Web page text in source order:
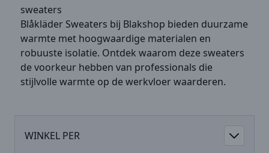
sweaters
Blåkläder Sweaters bij Blakshop bieden duurzame
warmte met hoogwaardige materialen en
robuuste isolatie. Ontdek waarom deze sweaters
de voorkeur hebben van professionals die
stijlvolle warmte op de werkvloer waarderen.
WINKEL PER